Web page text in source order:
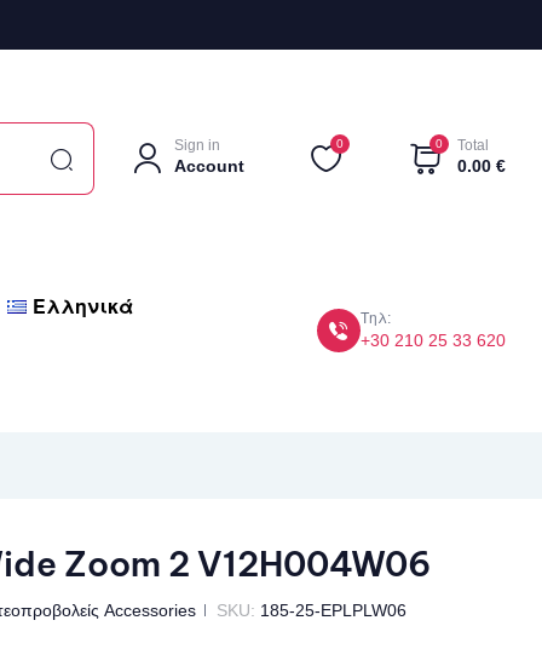
Sign in
Account
0 0 Total
0.00 €
Ελληνικά Τηλ:
+30 210 25 33 620
Zoom 2 V12H004W06
Accessories SKU: 185-25-EPLPLW06